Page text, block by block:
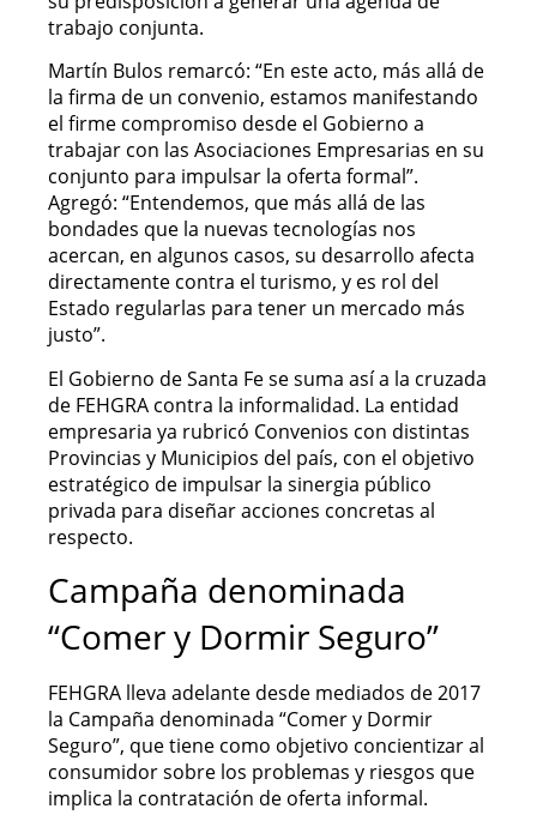
trabajo conjunta.
Martín Bulos remarcó: “En este acto, más allá de
la firma de un convenio, estamos manifestando
el firme compromiso desde el Gobierno a
trabajar con las Asociaciones Empresarias en su
conjunto para impulsar la oferta formal”.
Agregó: “Entendemos, que más allá de las
bondades que la nuevas tecnologías nos
acercan, en algunos casos, su desarrollo afecta
directamente contra el turismo, y es rol del
Estado regularlas para tener un mercado más
justo”.
El Gobierno de Santa Fe se suma así a la cruzada
de FEHGRA contra la informalidad. La entidad
empresaria ya rubricó Convenios con distintas
Provincias y Municipios del país, con el objetivo
estratégico de impulsar la sinergia público
privada para diseñar acciones concretas al
respecto.
Campaña denominada
“Comer y Dormir Seguro”
FEHGRA lleva adelante desde mediados de 2017
la Campaña denominada “Comer y Dormir
Seguro”, que tiene como objetivo concientizar al
consumidor sobre los problemas y riesgos que
implica la contratación de oferta informal.